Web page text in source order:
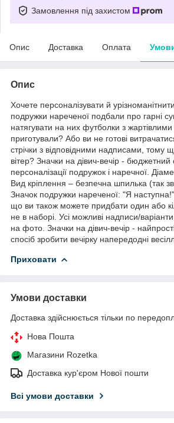
Замовлення під захистом
Опис Доставка Оплата
Опис
Хочете персоналізувати й
подружки нареченої подбали про гарні
натягувати на них футболки з
приготували? Або ви не готові
стрічки з відповідними надписами, тому
вітер? Значки на дівич-вечір - бюджетний
персоналізації подружок і наречної.
Вид кріплення – безпечна шпилька (так
Значок подружки нареченої: "Я
що ви також можете придбати один або
не в наборі. Усі можливі надписи/
на фото. Значки на дівич-вечір -
спосіб зробити вечірку напередодні
Приховати
Умови доставки
Доставка здійснюється тільки по
Нова Пошта
Магазини Rozetka
Доставка кур'єром Нової пошти
Всі умови доставки